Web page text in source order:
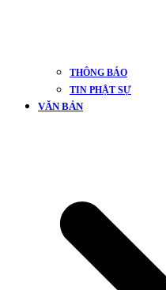
THÔNG BÁO
TIN PHẬT SỰ
VĂN BẢN